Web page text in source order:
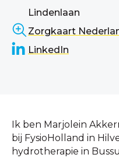
Lindenlaan
Zorgkaart
LinkedIn
Ik ben Marjolein
bij FysioHolland in
hydrotherapie in